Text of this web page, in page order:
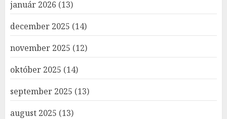
január 2026 (13)
december 2025 (14)
november 2025 (12)
október 2025 (14)
september 2025 (13)
august 2025 (13)